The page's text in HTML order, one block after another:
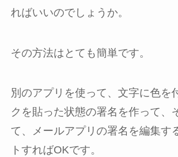
ればいいのでしょうか。
その方法はとても簡単です。
別のアプリを使って、文字に色を
クを貼った状態の署名を作って、
て、メールアプリの署名を編集す
トすればOKです。